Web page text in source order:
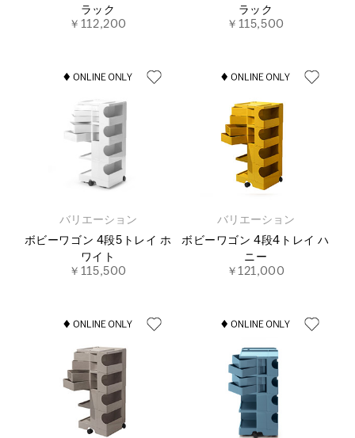
ラック
￥112,200
ラック
￥115,500
バリエーション
ボビーワゴン 4段5トレイ ホ
ワイト
￥115,500
バリエーション
ボビーワゴン 4段4トレイ ハ
ニー
￥121,000